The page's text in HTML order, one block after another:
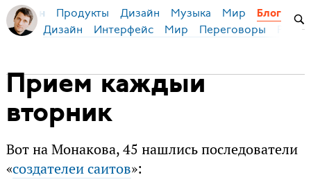
Бирман Продукты Дизайн Музыка Мир Блог
Дизайн Интерфейс Мир Переговоры
Прием каждыи
вторник
Вот на Монакова, 45 нашлись последователи
«создателеи саитов»: